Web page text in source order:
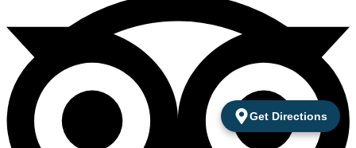
Get Directions